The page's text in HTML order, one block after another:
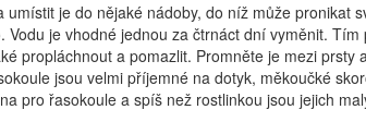
je do nějaké nádoby, do níž může pronikat
je vhodné jednou za čtrnáct dní vyměnit. Tím
propláchnout a pomazlit. Promněte je mezi prsty
jsou velmi příjemné na dotyk, měkoučké
pro řasokoule a spíš než rostlinkou jsou jejich